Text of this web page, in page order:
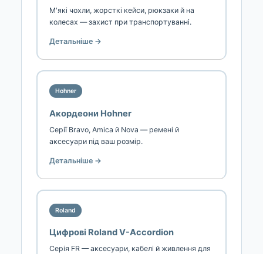
М'які чохли, жорсткі кейси, рюкзаки й на
колесах — захист при транспортуванні.
Детальніше →
Hohner
Акордеони Hohner
Серії Bravo, Amica й Nova — ремені й
аксесуари під ваш розмір.
Детальніше →
Roland
Цифрові Roland V-Accordion
Серія FR — аксесуари, кабелі й живлення для